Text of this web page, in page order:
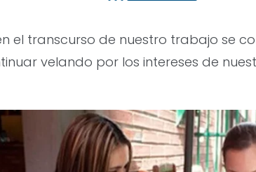
el transcurso de nuestro trabajo se
velando por los intereses de